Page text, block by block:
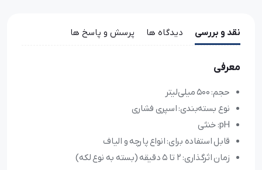
نقد و بررسی دیدگاه ها پرسش و پاسخ ها
معرفی
حجم: 500 میلی‌لیتر
نوع بسته‌بندی: اسپری فشاری
pH: خنثی
قابل استفاده برای: انواع پارچه و الیاف
زمان اثرگذاری: 2 تا 5 دقیقه (بسته به نوع لکه)